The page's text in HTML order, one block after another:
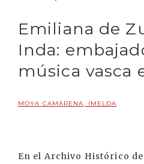
Emiliana de
Inda:
música vasca
MOYA CAMARENA, IMELDA
En el Archivo Histórico